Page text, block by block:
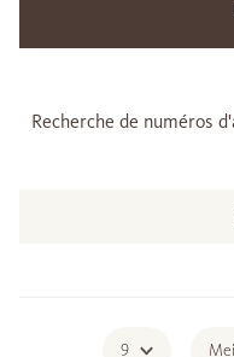
Recherche de numéros
9